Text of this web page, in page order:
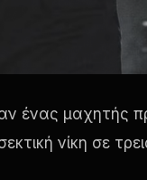
ένας μαχητής
νίκη σε